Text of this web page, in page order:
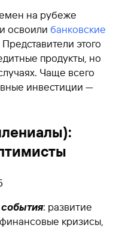
на рубеже
освоили банковские
этого
продукты, но
Чаще всего
инвестиции —
: развитие
кризисы,